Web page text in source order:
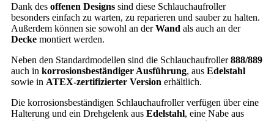
Dank des offenen Designs sind diese Schlauchaufroller
besonders einfach zu warten, zu reparieren und sauber zu halten.
Außerdem können sie sowohl an derWand als auch an der
Decke montiert werden.
Neben den Standardmodellen sind die Schlauchaufroller888/889
auch in korrosionsbeständiger Ausführung, aus Edelstahl
sowie in ATEX-zertifizierter Version erhältlich.
Die korrosionsbeständigen Schlauchaufroller verfügen über eine
Halterung und ein Drehgelenk aus Edelstahl, eine Nabe aus